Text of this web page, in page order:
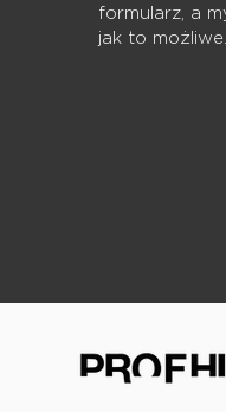
formularz, a
jak to możliwe.